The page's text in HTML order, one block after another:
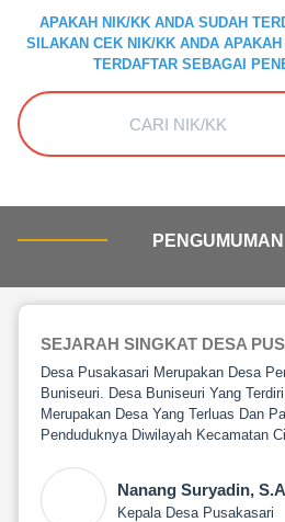
APAKAH NIK/KK ANDA SUDAH
SILAKAN CEK NIK/KK ANDA APAKAH
TERDAFTAR SEBAGAI
SEJARAH SINGKAT DESA
Desa Pusakasari Merupakan Desa
Buniseuri. Desa Buniseuri Yang
Merupakan Desa Yang Terluas Dan
Penduduknya Diwilayah Kecamatan
Nanang Suryadin,
Kepala Desa Pusakasari